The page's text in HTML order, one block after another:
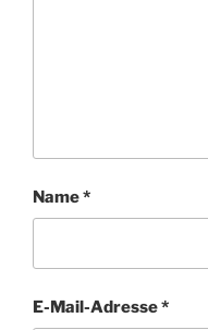
Name*
E-Mail-Adresse*